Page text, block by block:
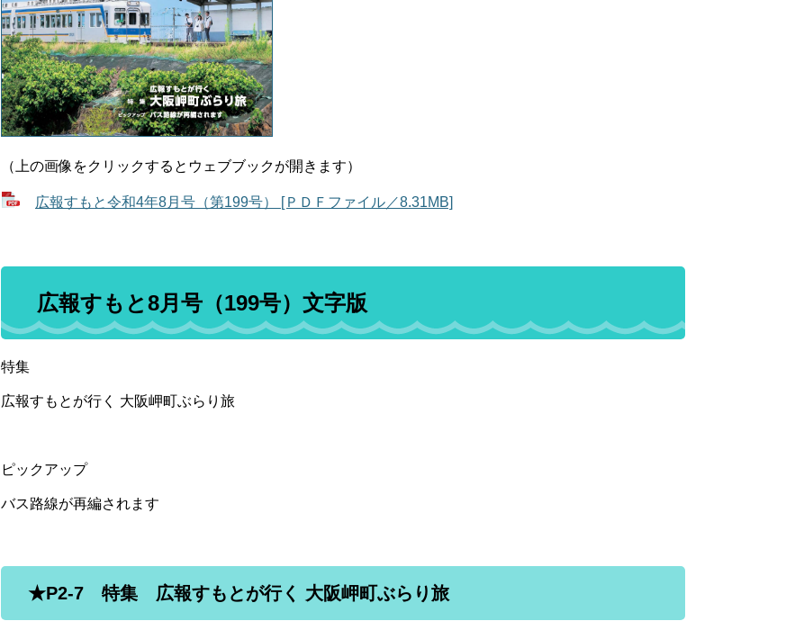
（上の画像をクリックするとウェブブックが開きます）
広報すもと令和4年8月号（第199号） [ＰＤＦファイル／8.31MB]
広報すもと8月号（199号）文字版
特集
広報すもとが行く 大阪岬町ぶらり旅
ピックアップ
バス路線が再編されます
★P2-7 特集 広報すもとが行く 大阪岬町ぶらり旅